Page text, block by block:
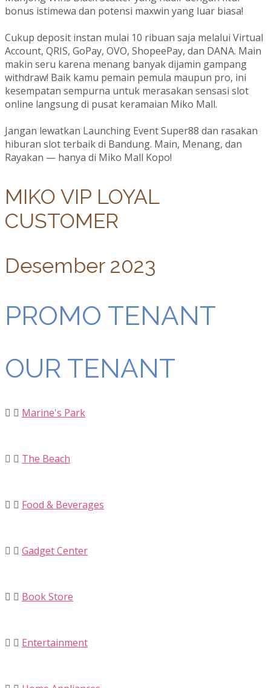
bonus istimewa dan potensi maxwin yang luar biasa!
Cukup deposit instan mulai 10 ribuan saja melalui Virtual
Account, QRIS, GoPay, OVO, ShopeePay, dan DANA. Main
makin seru karena menang banyak dijamin gampang
withdraw! Baik kamu pemain pemula maupun pro, ini
kesempatan sempurna untuk merasakan sensasi slot
online langsung di pusat keramaian Miko Mall.
Jangan lewatkan Launching Event Super88 dan rasakan
hiburan slot terbaik di Bandung. Main, Menang, dan
Rayakan — hanya di Miko Mall Kopo!
MIKO VIP LOYAL
CUSTOMER
Desember 2023
PROMO TENANT
OUR TENANT
Marine's Park
The Beach
Food & Beverages
Gadget Center
Book Store
Entertainment